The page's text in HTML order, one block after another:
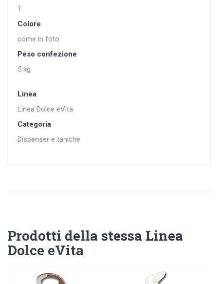
1
Colore
come in foto
Peso confezione
5 kg
Linea
Linea Dolce eVita
Categoria
Dispenser e taniche
Prodotti della stessa Linea
Dolce eVita